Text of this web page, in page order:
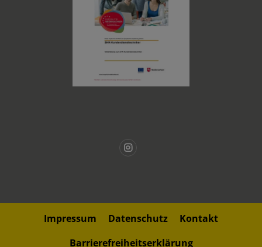
Impressum Datenschutz
Kontakt
Barrierefreiheitserklärung